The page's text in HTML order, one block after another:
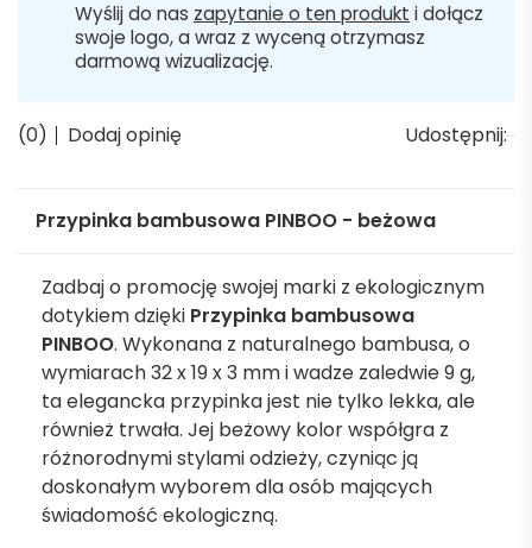
Wyślij do nas zapytanie o ten produkt i dołącz
swoje logo, a wraz z wyceną otrzymasz
darmową wizualizację.
(0) Dodaj opinię Udostępnij:
Przypinka bambusowa PINBOO - beżowa
Zadbaj o promocję swojej marki z ekologicznym
dotykiem dzięki Przypinka bambusowa
PINBOO. Wykonana z naturalnego bambusa, o
wymiarach 32 x 19 x 3 mm i wadze zaledwie 9 g,
ta elegancka przypinka jest nie tylko lekka, ale
również trwała. Jej beżowy kolor współgra z
różnorodnymi stylami odzieży, czyniąc ją
doskonałym wyborem dla osób mających
świadomość ekologiczną.